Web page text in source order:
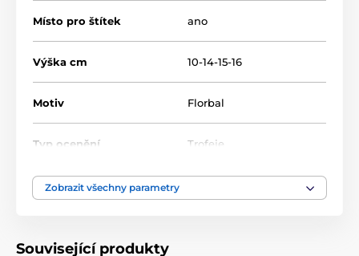
Místo pro štítek ano
Výška cm 10-14-15-16
Motiv Florbal
Typ ocenění Trofeje
Materiál
Zobrazit všechny parametry
Související produkty